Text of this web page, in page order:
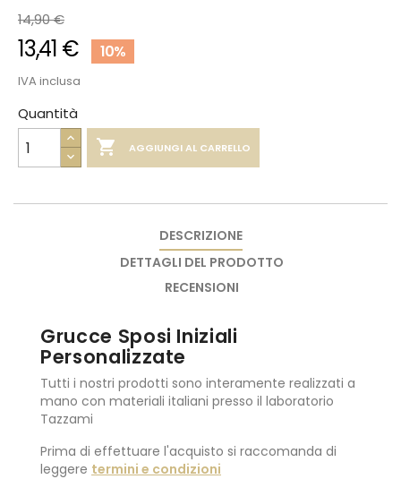
14,90 €
13,41 € 10%
IVA inclusa
Quantità
 AGGIUNGI AL CARRELLO
DESCRIZIONE
DETTAGLI DEL PRODOTTO
RECENSIONI
Grucce Sposi Iniziali
Personalizzate
Tutti i nostri prodotti sono interamente realizzati a
mano con materiali italiani presso il laboratorio
Tazzami
Prima di effettuare l'acquisto si raccomanda di
leggere termini e condizioni